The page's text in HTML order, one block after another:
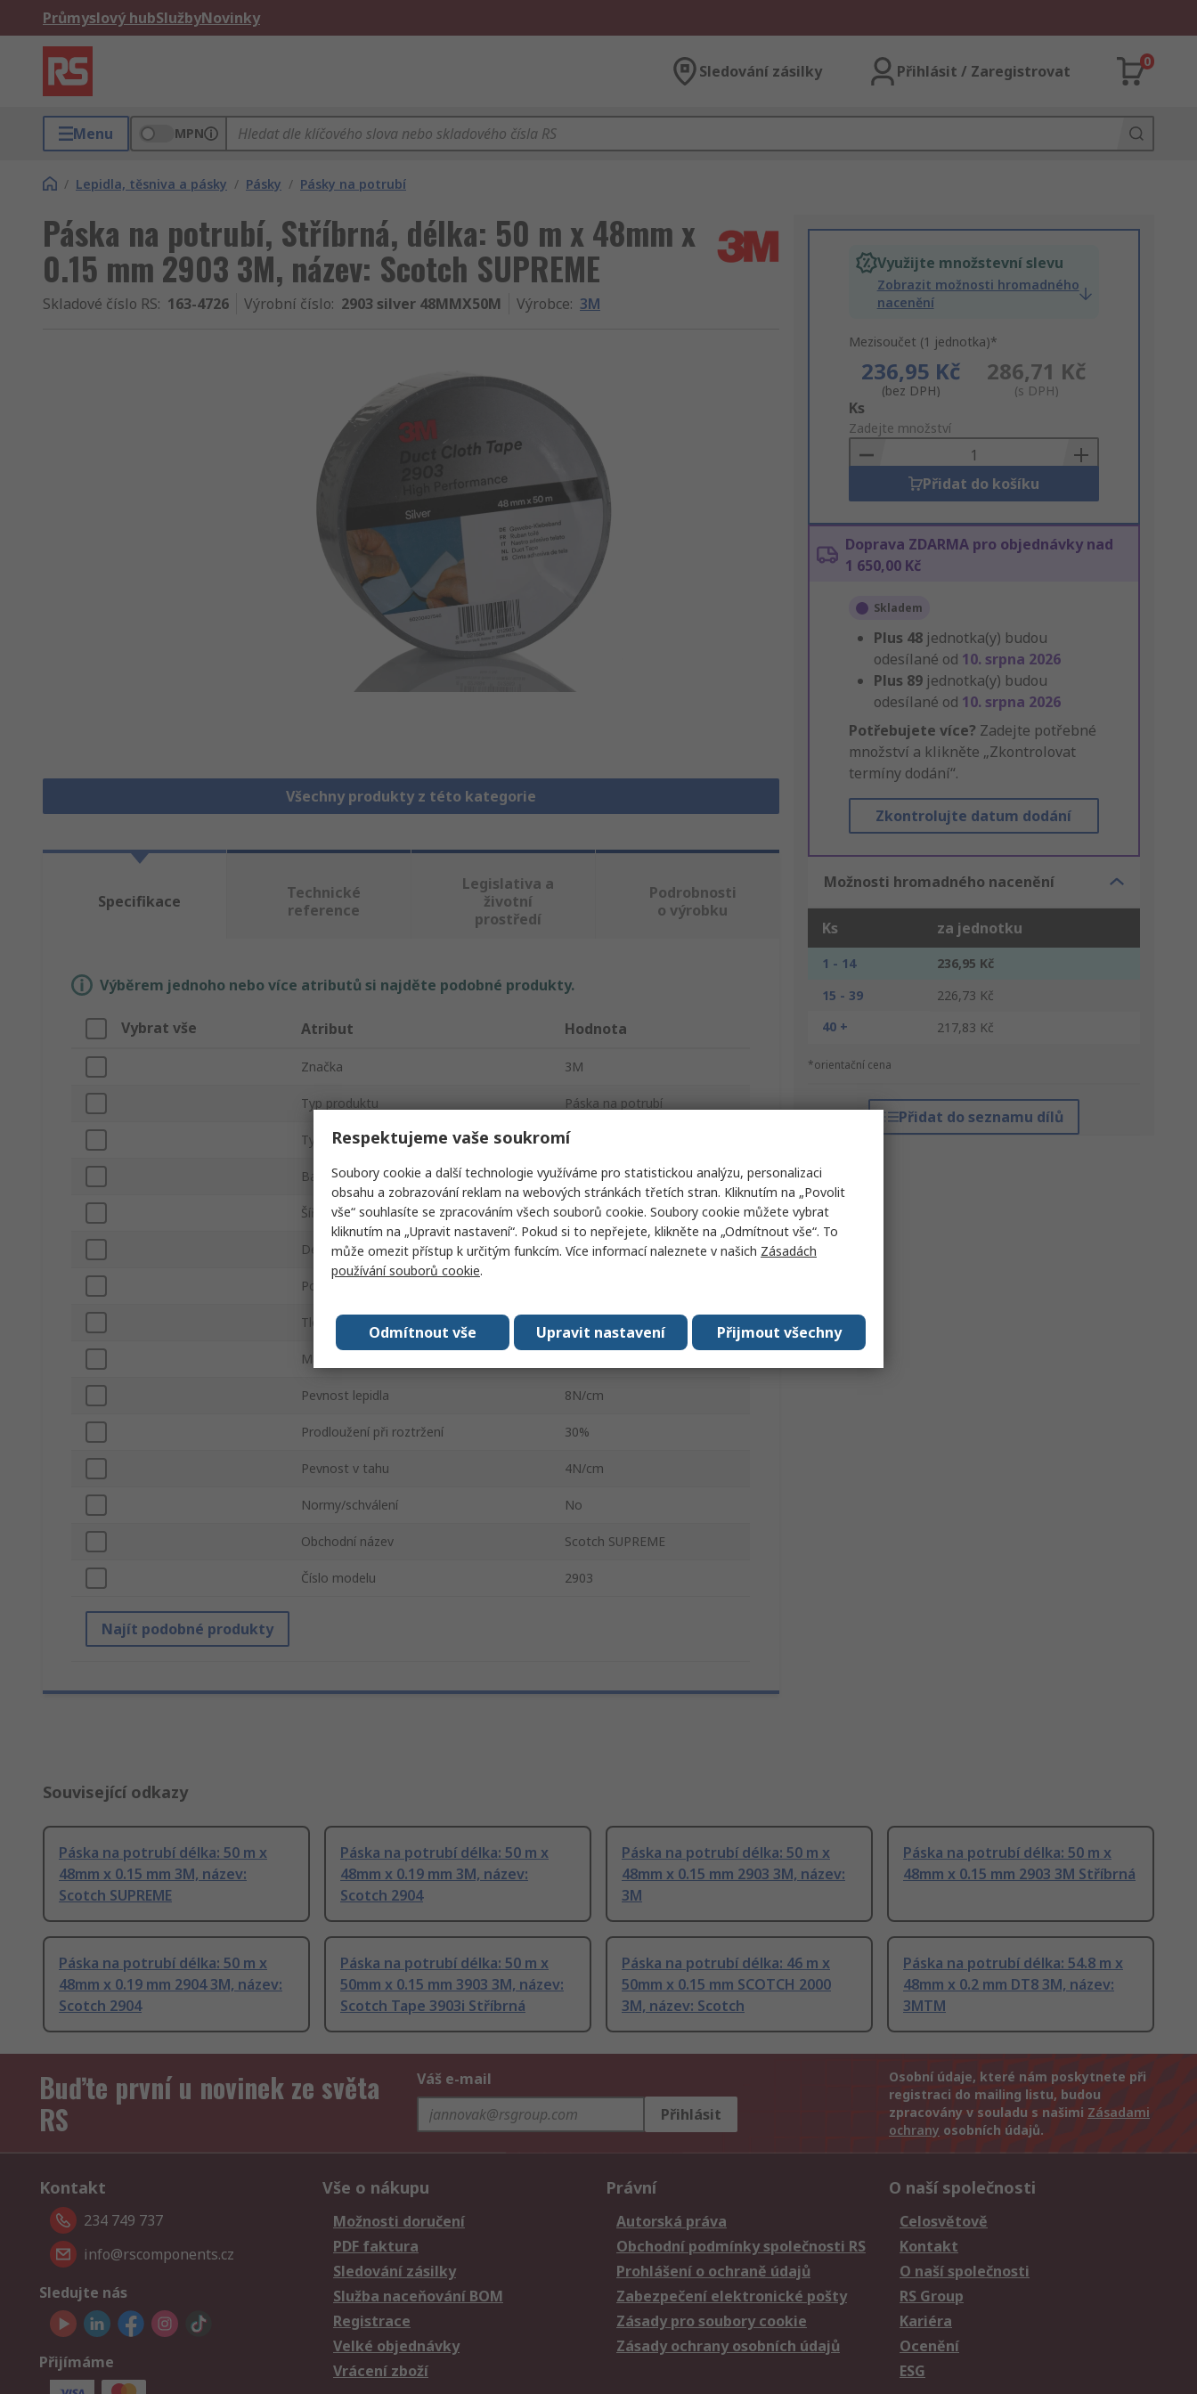
Průmyslový hubSlužbyNovinky
Sledování zásilky Přihlásit / Zaregistrovat
0
Menu MPN
/ Lepidla, těsniva a pásky / Pásky / Pásky na potrubí
Páska na potrubí, Stříbrná, délka: 50 m x 48mm x
0.15 mm 2903 3M, název: Scotch SUPREME
Skladové číslo RS: 163-4726 Výrobní číslo: 2903 silver 48MMX50M Výrobce: 3M
Všechny produkty z této kategorie
Využijte množstevní slevu
Zobrazit možnosti hromadného
nacenění
Mezisoučet (1 jednotka)*
236,95 Kč
(bez DPH)
286,71 Kč
(s DPH)
Add
to
Basket
Ks
Zadejte množství
Přidat do košíku
Doprava ZDARMA pro objednávky nad
1 650,00 Kč
Skladem
Plus 48 jednotka(y) budou
odesílané od 10. srpna 2026
Plus 89 jednotka(y) budou
odesílané od 10. srpna 2026
Potřebujete více? Zadejte potřebné
množství a klikněte „Zkontrolovat
termíny dodání“.
Zkontrolujte datum dodání
Možnosti hromadného nacenění
Ks za jednotku
1 - 14
236,95 Kč
15 - 39
226,73 Kč
40 +
217,83 Kč
*orientační cena
Přidat do seznamu dílů
Specifikace
Technické
reference
Legislativa a
životní
prostředí
Podrobnosti
o výrobku
Výběrem jednoho nebo více atributů si najděte podobné produkty.
Vybrat vše Atribut Hodnota
Značka 3M
Typ produktu Páska na potrubí
Typ pásky Páska na potrubí
Barva Stříbrná
Šířka 48mm
Délka 50m
Pomocný materiál
Tloušťka
Materiál lepidla
Pevnost lepidla 8N/cm
Prodloužení při roztržení 30%
Pevnost v tahu 4N/cm
Normy/schválení No
Obchodní název Scotch SUPREME
Číslo modelu 2903
Najít podobné produkty
Související odkazy
Páska na potrubí délka: 50 m x
48mm x 0.15 mm 3M, název:
Scotch SUPREME
Páska na potrubí délka: 50 m x
48mm x 0.19 mm 3M, název:
Scotch 2904
Páska na potrubí délka: 50 m x
48mm x 0.15 mm 2903 3M, název:
3M
Páska na potrubí délka: 50 m x
48mm x 0.15 mm 2903 3M Stříbrná
Páska na potrubí délka: 50 m x
48mm x 0.19 mm 2904 3M, název:
Scotch 2904
Páska na potrubí délka: 50 m x
50mm x 0.15 mm 3903 3M, název:
Scotch Tape 3903i Stříbrná
Páska na potrubí délka: 46 m x
50mm x 0.15 mm SCOTCH 2000
3M, název: Scotch
Páska na potrubí délka: 54.8 m x
48mm x 0.2 mm DT8 3M, název:
3MTM
Buďte první u novinek ze světa
RS
Váš e-mail
Přihlásit
Osobní údaje, které nám poskytnete při
registraci do mailing listu, budou
zpracovány v souladu s našimi Zásadami
ochrany osobních údajů.
Kontakt
234 749 737
info@rscomponents.cz
Sledujte nás
Přijímáme
Vše o nákupu
Možnosti doručení
PDF faktura
Sledování zásilky
Služba naceňování BOM
Registrace
Velké objednávky
Vrácení zboží
Právní
Autorská práva
Obchodní podmínky společnosti RS
Prohlášení o ochraně údajů
Zabezpečení elektronické pošty
Zásady pro soubory cookie
Zásady ochrany osobních údajů
O naší společnosti
Celosvětově
Kontakt
O naší společnosti
RS Group
Kariéra
Ocenění
ESG
Respektujeme vaše soukromí
Soubory cookie a další technologie využíváme pro statistickou analýzu, personalizaci
obsahu a zobrazování reklam na webových stránkách třetích stran. Kliknutím na „Povolit
vše“ souhlasíte se zpracováním všech souborů cookie. Soubory cookie můžete vybrat
kliknutím na „Upravit nastavení“. Pokud si to nepřejete, klikněte na „Odmítnout vše“. To
může omezit přístup k určitým funkcím. Více informací naleznete v našich Zásadách
používání souborů cookie.
Přijmout všechny
Upravit nastavení
Odmítnout vše